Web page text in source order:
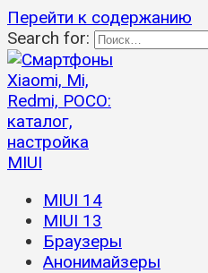
Перейти к содержанию
Search for:
MIUI 14
MIUI 13
Браузеры
Анонимайзеры